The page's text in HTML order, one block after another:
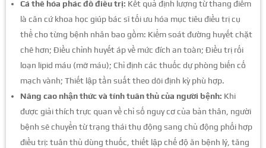
Cá thể hóa phác đồ điều trị: Kết quả định lượng từ thang điểm
là căn cứ khoa học giúp bác sĩ tối ưu hóa mục tiêu điều trị cụ
thể cho từng bệnh nhân bao gồm: Kiểm soát đường huyết chặt
chẽ hơn; Điều chỉnh huyết áp về mức đích an toàn; Điều trị rối
loạn lipid máu (mỡ máu); Chỉ định các thuốc dự phòng biến cố
mạch vành; Thiết lập tần suất theo dõi định kỳ phù hợp.
Nâng cao nhận thức và tính tuân thủ của người bệnh: Khi
được giải thích trực quan về chỉ số nguy cơ của bản thân, người
bệnh sẽ chuyển từ trạng thái thụ động sang chủ động phối hợp
điều trị: tuân thủ dùng thuốc, thiết lập chế độ ăn bệnh lý, tăng